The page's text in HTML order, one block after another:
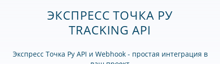
ЭКСПРЕСС ТОЧКА РУ
TRACKING API
Экспресс Точка Ру API и Webhook - простая интеграция в